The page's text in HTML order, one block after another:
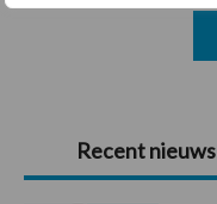
Primaire
Sidebar
Recent nieuws